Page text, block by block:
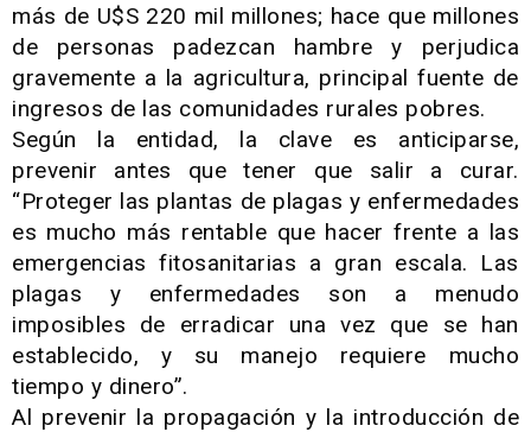
más de U$S 220 mil millones; hace que millones
de personas padezcan hambre y perjudica
gravemente a la agricultura, principal fuente de
ingresos de las comunidades rurales pobres.
Según la entidad, la clave es anticiparse,
prevenir antes que tener que salir a curar.
“Proteger las plantas de plagas y enfermedades
es mucho más rentable que hacer frente a las
emergencias fitosanitarias a gran escala. Las
plagas y enfermedades son a menudo
imposibles de erradicar una vez que se han
establecido, y su manejo requiere mucho
tiempo y dinero”.
Al prevenir la propagación y la introducción de